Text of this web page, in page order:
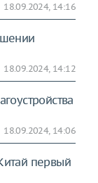
18.09.2024, 14:16
18.09.2024, 14:12
18.09.2024, 14:06
первый